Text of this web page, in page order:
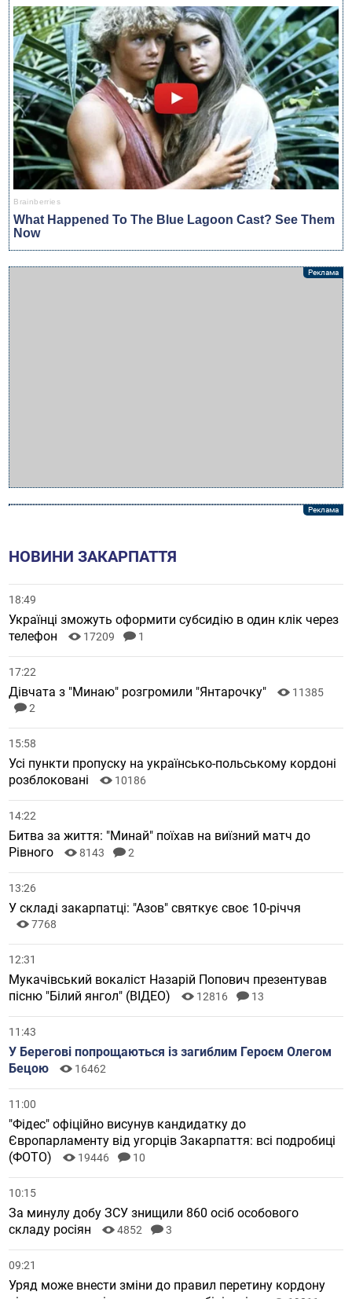
НОВИНИ ЗАКАРПАТТЯ
18:49
Українці зможуть оформити субсидію в один клік через
телефон
17209 1
17:22
Дівчата з "Минаю" розгромили "Янтарочку"
11385
2
15:58
Усі пункти пропуску на українсько-польському кордоні
розблоковані
10186
14:22
Битва за життя: "Минай" поїхав на виїзний матч до
Рівного
8143 2
13:26
У складі закарпатці: "Азов" святкує своє 10-річчя
7768
12:31
Мукачівський вокаліст Назарій Попович презентував
пісню "Білий янгол" (ВІДЕО)
12816 13
11:43
У Берегові попрощаються із загиблим Героєм Олегом
Бецою
16462
11:00
"Фідес" офіційно висунув кандидатку до
Європарламенту від угорців Закарпаття: всі подробиці
(ФОТО)
19446 10
10:15
За минулу добу ЗСУ знищили 860 осіб особового
складу росіян
4852 3
09:21
Уряд може внести зміни до правил перетину кордону